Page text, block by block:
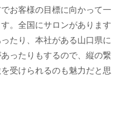
お客様の目標に向かって一
。全国にサロンがあります
たり、本社がある山口県に
ったりもするので、縦の繋
受けられるのも魅力だと思